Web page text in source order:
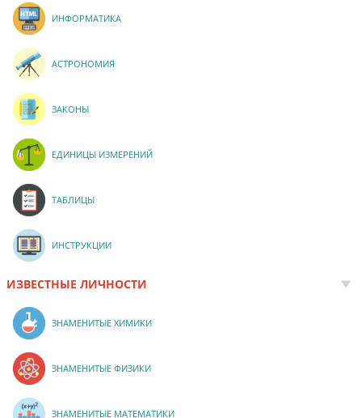
ИНФОРМАТИКА
АСТРОНОМИЯ
ЗАКОНЫ
ЕДИНИЦЫ ИЗМЕРЕНИЙ
ТАБЛИЦЫ
ИНСТРУКЦИИ
ИЗВЕСТНЫЕ ЛИЧНОСТИ
ЗНАМЕНИТЫЕ ХИМИКИ
ЗНАМЕНИТЫЕ ФИЗИКИ
ЗНАМЕНИТЫЕ МАТЕМАТИКИ